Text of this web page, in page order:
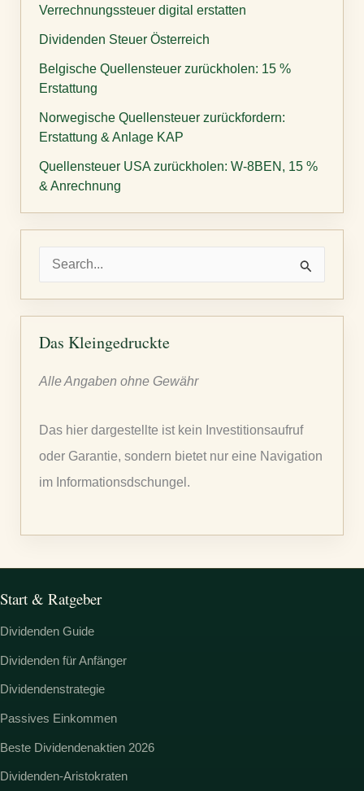
Verrechnungssteuer digital erstatten
Dividenden Steuer Österreich
Belgische Quellensteuer zurückholen: 15 %
Erstattung
Norwegische Quellensteuer zurückfordern:
Erstattung & Anlage KAP
Quellensteuer USA zurückholen: W-8BEN, 15 %
& Anrechnung
h
n
Das Kleingedruckte
Alle Angaben ohne Gewähr
Das hier dargestellte ist kein Investitionsaufruf
oder Garantie, sondern bietet nur eine Navigation
im Informationsdschungel.
Start & Ratgeber
Dividenden Guide
Dividenden für Anfänger
Dividendenstrategie
Passives Einkommen
Beste Dividendenaktien 2026
Dividenden-Aristokraten